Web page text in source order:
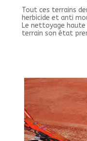
Tout ces terrains
herbicide et anti
Le nettoyage
terrain son état